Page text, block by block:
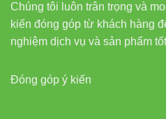
Chúng tôi luôn trân trọng và
kiến đóng góp từ khách hàng
nghiệm dịch vụ và sản phẩm
Đóng góp ý kiến